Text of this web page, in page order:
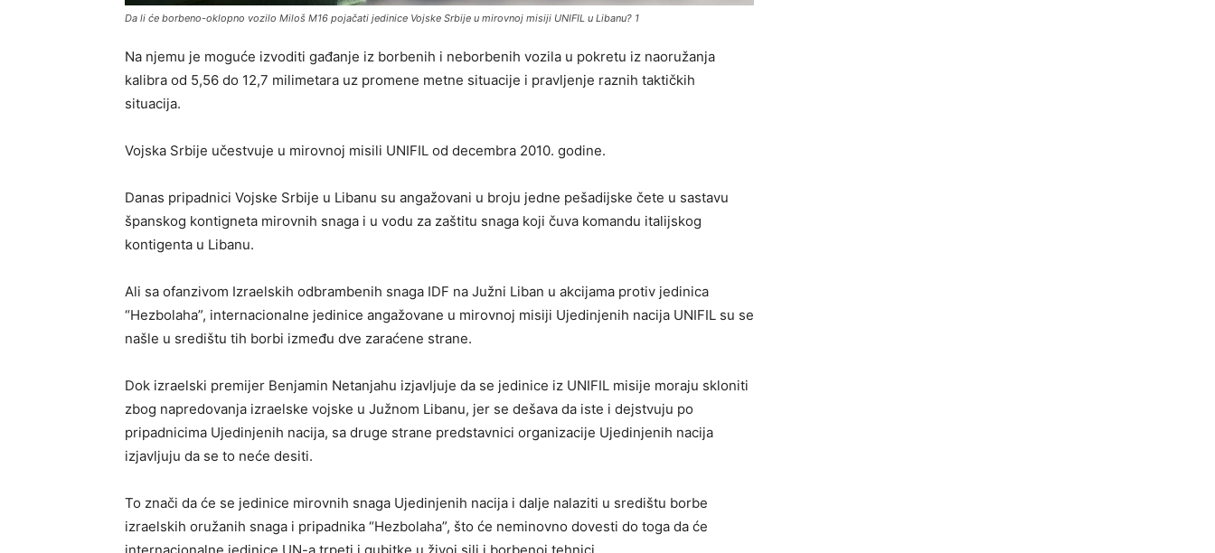
Da li će borbeno-oklopno vozilo Miloš M16 pojačati jedinice Vojske Srbije u mirovnoj misiji UNIFIL u Libanu? 1
Na njemu je moguće izvoditi gađanje iz borbenih i neborbenih vozila u pokretu iz naoružanja
kalibra od 5,56 do 12,7 milimetara uz promene metne situacije i pravljenje raznih taktičkih
situacija.
Vojska Srbije učestvuje u mirovnoj misili UNIFIL od decembra 2010. godine.
Danas pripadnici Vojske Srbije u Libanu su angažovani u broju jedne pešadijske čete u sastavu
španskog kontigneta mirovnih snaga i u vodu za zaštitu snaga koji čuva komandu italijskog
kontigenta u Libanu.
Ali sa ofanzivom Izraelskih odbrambenih snaga IDF na Južni Liban u akcijama protiv jedinica
“Hezbolaha”, internacionalne jedinice angažovane u mirovnoj misiji Ujedinjenih nacija UNIFIL su se
našle u središtu tih borbi između dve zaraćene strane.
Dok izraelski premijer Benjamin Netanjahu izjavljuje da se jedinice iz UNIFIL misije moraju skloniti
zbog napredovanja izraelske vojske u Južnom Libanu, jer se dešava da iste i dejstvuju po
pripadnicima Ujedinjenih nacija, sa druge strane predstavnici organizacije Ujedinjenih nacija
izjavljuju da se to neće desiti.
To znači da će se jedinice mirovnih snaga Ujedinjenih nacija i dalje nalaziti u središtu borbe
izraelskih oružanih snaga i pripadnika “Hezbolaha”, što će neminovno dovesti do toga da će
internacionalne jedinice UN-a trpeti i gubitke u živoj sili i borbenoj tehnici.